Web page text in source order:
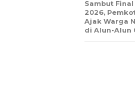
Sambut
2026,
Ajak Warga
di Alun-Alun